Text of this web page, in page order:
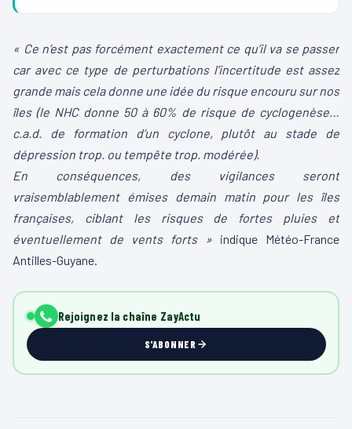
« Ce n’est pas forcément exactement ce qu’il va se passer
car avec ce type de perturbations l’incertitude est assez
grande mais cela donne une idée du risque encouru sur nos
îles (le NHC donne 50 à 60% de risque de cyclogenèse…
c.a.d. de formation d’un cyclone, plutôt au stade de
dépression trop. ou tempête trop. modérée).
En conséquences, des vigilances seront
vraisemblablement émises demain matin pour les îles
françaises, ciblant les risques de fortes pluies et
éventuellement de vents forts » indique Météo-France
Antilles-Guyane.
Rejoignez la chaîne ZayActu
S'ABONNER